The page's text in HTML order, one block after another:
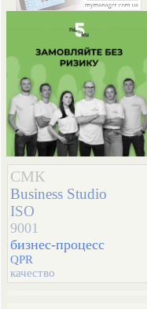
СМК
Business Studio
ISO
9001
бизнес-процесс
QPR
качество